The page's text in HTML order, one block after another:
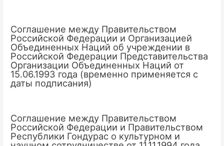
Соглашение между Правительством
Российской Федерации и Организацией
Объединенных Наций об учреждении в
Российской Федерации Представительства
Организации Объединенных Наций от
15.06.1993 года (временно применяется с
даты подписания)
Соглашение между Правительством
Российской Федерации и Правительством
Республики Гондурас о культурном и